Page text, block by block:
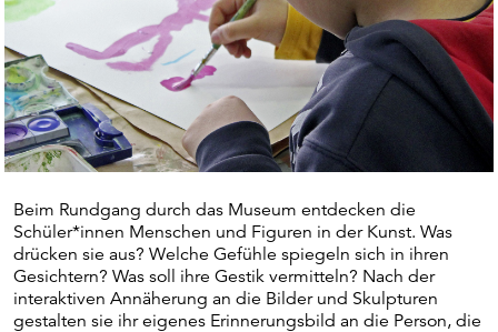
Beim Rundgang durch das Museum entdecken die
Schüler*innen Menschen und Figuren in der Kunst. Was
drücken sie aus? Welche Gefühle spiegeln sich in ihren
Gesichtern? Was soll ihre Gestik vermitteln? Nach der
interaktiven Annäherung an die Bilder und Skulpturen
gestalten sie ihr eigenes Erinnerungsbild an die Person, die